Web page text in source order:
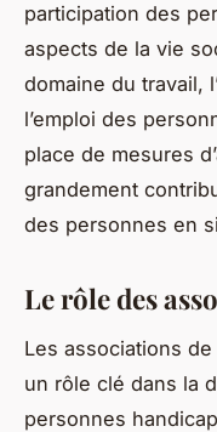
participation des
aspects de la vie
domaine du travail,
l’emploi des
place de mesures
grandement
des personnes en
Le rôle des
Les associations
un rôle clé dans la
personnes